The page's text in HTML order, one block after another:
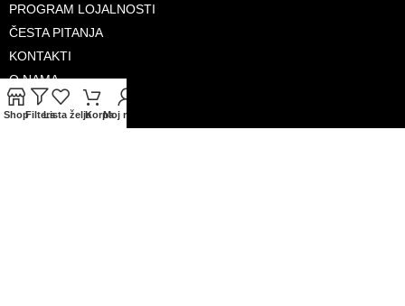
PROGRAM LOJALNOSTI
ČESTA PITANJA
KONTAKTI
O NAMA
ShopFiltersLista željaKorpaMoj račun